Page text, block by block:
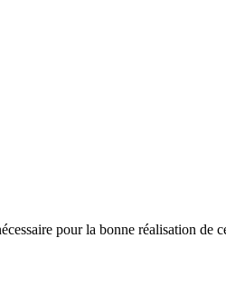
pour la bonne réalisation de